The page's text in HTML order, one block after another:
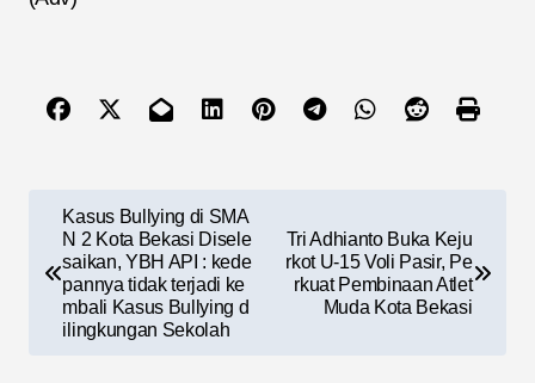
Kasus Bullying di SMA
N 2 Kota Bekasi Disele
saikan, YBH API : kede
pannya tidak terjadi ke
mbali Kasus Bullying d
ilingkungan Sekolah
Tri Adhianto Buka Keju
rkot U-15 Voli Pasir, Pe
rkuat Pembinaan Atlet
Muda Kota Bekasi